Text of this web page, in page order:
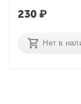
230₽
Нет в